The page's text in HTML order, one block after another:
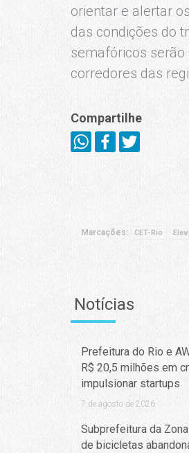
orientar e alertar
das condições do
semafóricos serão
corredores das
Compartilhe
Marcações: CET-Rio
Notícias
Prefeitura do Rio e
R$ 20,5 milhões em
impulsionar startups
7 de agosto de 2026
Subprefeitura da
de bicicletas